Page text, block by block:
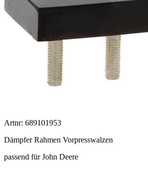
Artnr: 689101953
Dämpfer Rahmen Vorpresswalzen
passend für John Deere